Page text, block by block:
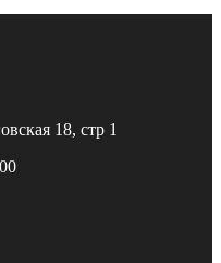
18, стр 1